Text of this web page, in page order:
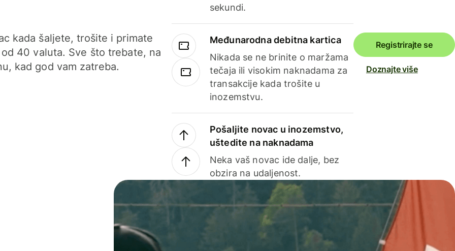
kada šaljete, trošite i primate
40 valuta. Sve što trebate, na
kad god vam zatreba.
sekundi.
Međunarodna debitna kartica
Nikada se ne brinite o maržama
tečaja ili visokim naknadama za
transakcije kada trošite u
inozemstvu.
Pošaljite novac u inozemstvo,
uštedite na naknadama
Neka vaš novac ide dalje, bez
obzira na udaljenost.
Registrirajte se
Doznajte više